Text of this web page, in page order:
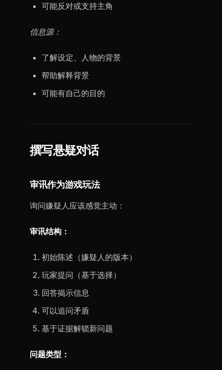
可能反对或支持主角
信息源：
了解设定、人物的背景
帮助解释背景
可能有自己的目的
撰写悬疑对话
审讯作为游戏玩法
询问嫌疑人应该感觉主动：
审讯结构：
初始陈述（嫌疑人的版本）
玩家提问（基于选择）
回答揭示信息
可以追问矛盾
基于证据解锁新问题
问题类型：